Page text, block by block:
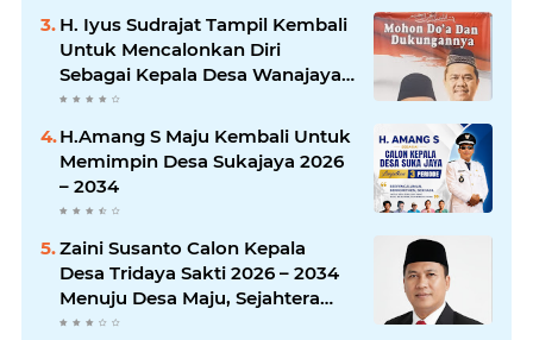
H. Iyus Sudrajat Tampil Kembali
Untuk Mencalonkan Diri
Sebagai Kepala Desa Wanajaya
Bergema dari Warga Ujung
Perumahan
H.Amang S Maju Kembali Untuk
Memimpin Desa Sukajaya 2026
– 2034
Zaini Susanto Calon Kepala
Desa Tridaya Sakti 2026 – 2034
Menuju Desa Maju, Sejahtera
dan Tranfarant